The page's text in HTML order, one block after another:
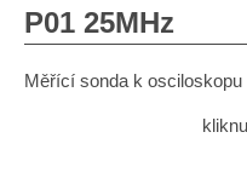
P01 25MHz
Měřící sonda k